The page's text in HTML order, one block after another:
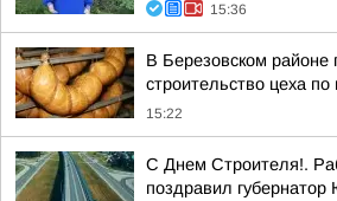
15:36
В Березовском районе
строительство цеха по
15:22
С Днем Строителя!.
поздравил